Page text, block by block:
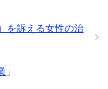
を訴える女性の治
」